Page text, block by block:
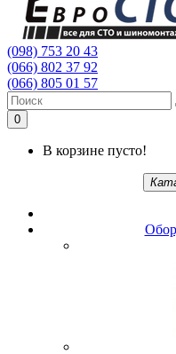
(098) 753 20 43
(066) 802 37 92
(066) 805 01 57
0
В корзине пусто!